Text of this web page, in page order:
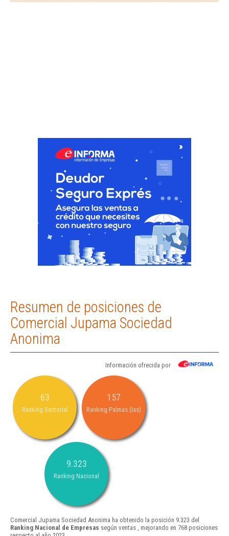
Resumen de posiciones de
Comercial Jupama Sociedad
Anonima
Información ofrecida por
63
Ranking Sectorial
157
Ranking Palmas (las)
9.323
Ranking Nacional
Comercial Jupama Sociedad Anonima ha obtenido la posición 9.323 del
Ranking Nacional de Empresas según ventas , mejorando en 768 posiciones